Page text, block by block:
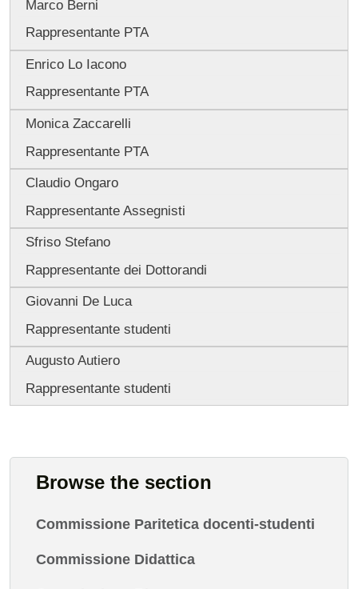
Marco Berni
Rappresentante PTA
Enrico Lo Iacono
Rappresentante PTA
Monica Zaccarelli
Rappresentante PTA
Claudio Ongaro
Rappresentante Assegnisti
Sfriso Stefano
Rappresentante dei Dottorandi
Giovanni De Luca
Rappresentante studenti
Augusto Autiero
Rappresentante studenti
Browse the section
Commissione Paritetica docenti-studenti
Commissione Didattica